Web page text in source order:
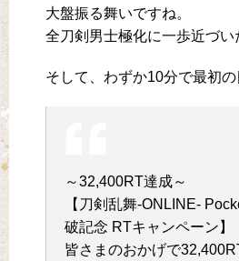
大盤振る舞いですね。
全刀剣男士極化に一歩近づい
そして、わずか10分で最初の
～32,400RT達成～
【刀剣乱舞-ONLINE-
破記念 RTキャンペーン】
皆さまのおかげで